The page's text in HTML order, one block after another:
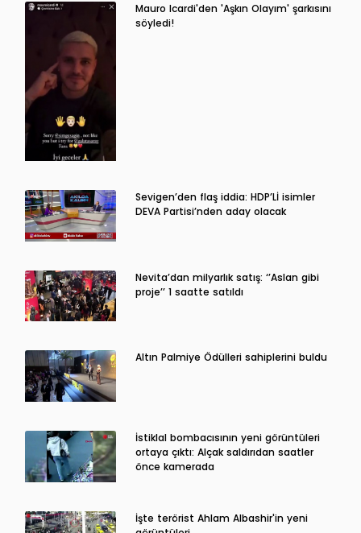
Mauro Icardi'den 'Aşkın Olayım' şarkısını
söyledi!
Sevigen’den flaş iddia: HDP’Lİ isimler
DEVA Partisi’nden aday olacak
Nevita’dan milyarlık satış: ‘’Aslan gibi
proje’’ 1 saatte satıldı
Altın Palmiye Ödülleri sahiplerini buldu
İstiklal bombacısının yeni görüntüleri
ortaya çıktı: Alçak saldırıdan saatler
önce kamerada
İşte terörist Ahlam Albashir'in yeni